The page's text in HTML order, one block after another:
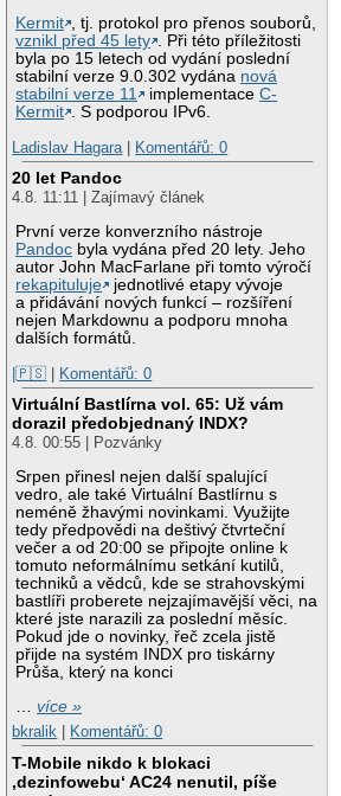
Kermit , tj. protokol pro přenos souborů,
vznikl před 45 lety . Při této příležitosti
byla po 15 letech od vydání poslední
stabilní verze 9.0.302 vydána nová
stabilní verze 11
implementaceC-
Kermit . S podporou IPv6.
Ladislav Hagara | Komentářů: 0
20 let Pandoc
4.8. 11:11 | Zajímavý článek
První verze konverzního nástroje
Pandoc byla vydána před 20 lety. Jeho
autor John MacFarlane při tomto výročí
rekapituluje
jednotlivé etapy vývoje
a přidávání nových funkcí – rozšíření
nejen Markdownu a podporu mnoha
dalších formátů.
|🇵🇸 | Komentářů: 0
Virtuální Bastlírna vol. 65: Už vám
dorazil předobjednaný INDX?
4.8. 00:55 | Pozvánky
Srpen přinesl nejen další spalující
vedro, ale také Virtuální Bastlírnu s
neméně žhavými novinkami. Využijte
tedy předpovědi na deštivý čtvrteční
večer a od 20:00 se připojte online k
tomuto neformálnímu setkání kutilů,
techniků a vědců, kde se strahovskými
bastlíři proberete nejzajímavější věci, na
které jste narazili za poslední měsíc.
Pokud jde o novinky, řeč zcela jistě
přijde na systém INDX pro tiskárny
Průša, který na konci
…více »
bkralik
Komentářů: 0
T-Mobile nikdo k blokaci
‚dezinfowebu‘ AC24 nenutil, píše